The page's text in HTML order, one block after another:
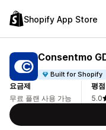
Shopify App Store
Consentmo
Built for Shopify
요금제
무료 플랜 사용 가능
평점
5.0